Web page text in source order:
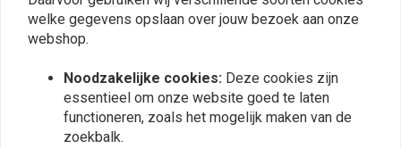
Koolborstelset BMW R2V
Valeo
RICK'S ELECTRICS
1983 CB1000C 1983
CB1100F 79-81 CB650 80-
82 CB650C 1982 CB650SC
80-82 CB750C 75-82
€16,68
welke gegevens opslaan over jouw bezoek aan onze
webshop.
Noodzakelijke cookies: Deze cookies zijn
essentieel om onze website goed te laten
functioneren, zoals het mogelijk maken van de
zoekbalk.